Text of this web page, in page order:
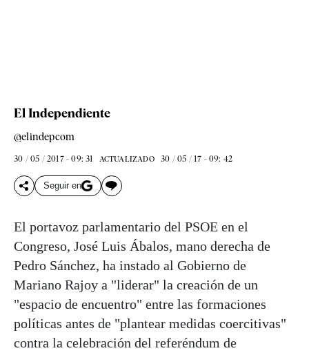
El Independiente
@elindepcom
30 / 05 / 2017 - 09: 31 ACTUALIZADO 30 / 05 / 17 - 09: 42
Seguir en
El portavoz parlamentario del PSOE en el
Congreso, José Luis Ábalos, mano derecha de
Pedro Sánchez, ha instado al Gobierno de
Mariano Rajoy a "liderar" la creación de un
"espacio de encuentro" entre las formaciones
políticas antes de "plantear medidas coercitivas"
contra la celebración del referéndum de